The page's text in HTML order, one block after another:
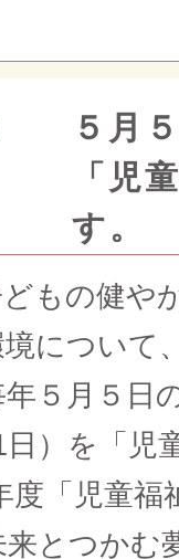
５月
「児
す。
もの健や
について
５月５日
日）を「児
度「児童福
とつかむ